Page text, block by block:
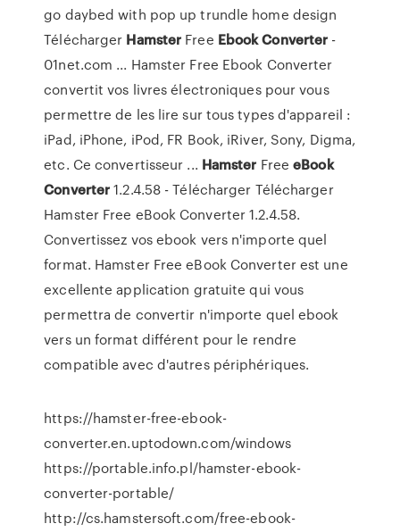
go daybed with pop up trundle home design
Télécharger Hamster Free EbookConverter -
01net.com ... Hamster Free Ebook Converter
convertit vos livres électroniques pour vous
permettre de les lire sur tous types d'appareil :
iPad, iPhone, iPod, FR Book, iRiver, Sony, Digma,
etc. Ce convertisseur ... Hamster FreeeBook
Converter1.2.4.58 - Télécharger Télécharger
Hamster Free eBook Converter 1.2.4.58.
Convertissez vos ebook vers n'importe quel
format. Hamster Free eBook Converter est une
excellente application gratuite qui vous
permettra de convertir n'importe quel ebook
vers un format différent pour le rendre
compatible avec d'autres périphériques.
https://hamster-free-ebook-
converter.en.uptodown.com/windows
https://portable.info.pl/hamster-ebook-
converter-portable/
http://cs.hamstersoft.com/free-ebook-